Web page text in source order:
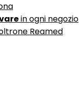
in ogni negozio
Reamed